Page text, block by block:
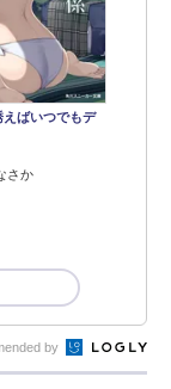
ばいつでもデ
さか
by